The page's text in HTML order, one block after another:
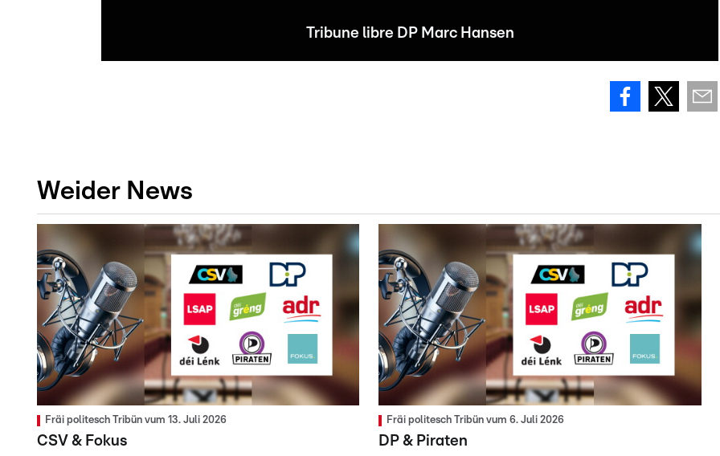
Tribune libre DP Marc Hansen
Weider News
Fräi politesch Tribün vum 13. Juli 2026
CSV & Fokus
Fräi politesch Tribün vum 6. Juli 2026
DP & Piraten